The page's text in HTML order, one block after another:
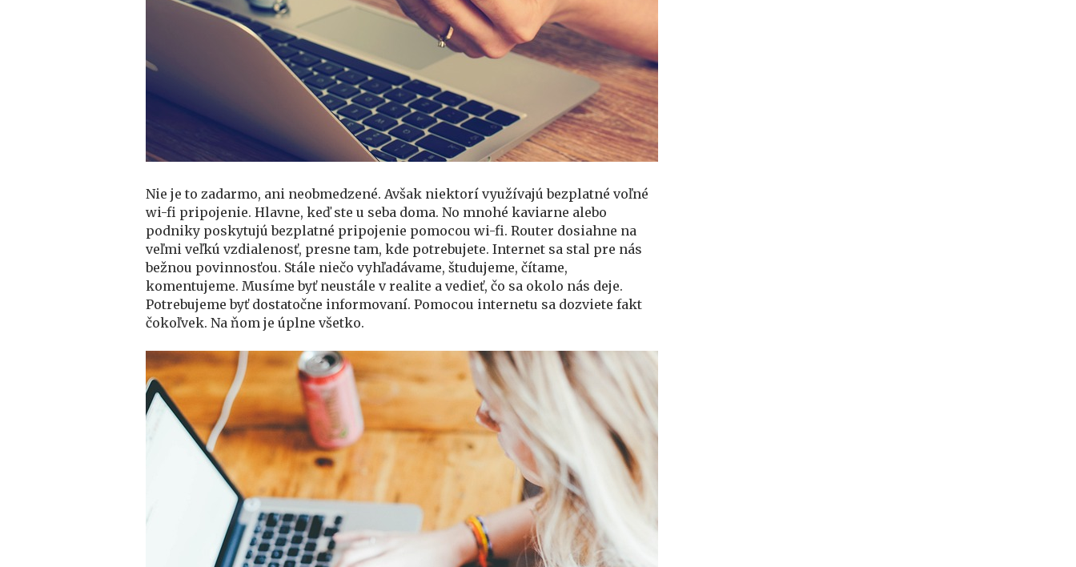
Nie je to zadarmo, ani neobmedzené. Avšak niektorí využívajú bezplatné voľné
wi-fi pripojenie. Hlavne, keď ste u seba doma. No mnohé kaviarne alebo
podniky poskytujú bezplatné pripojenie pomocou wi-fi. Router dosiahne na
veľmi veľkú vzdialenosť, presne tam, kde potrebujete. Internet sa stal pre nás
bežnou povinnosťou. Stále niečo vyhľadávame, študujeme, čítame,
komentujeme. Musíme byť neustále v realite a vedieť, čo sa okolo nás deje.
Potrebujeme byť dostatočne informovaní. Pomocou internetu sa dozviete fakt
čokoľvek. Na ňom je úplne všetko.